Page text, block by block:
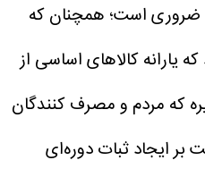
است؛ همچنان که
یارانه کالا‌های اساسی از
که مردم و مصرف کنندگان
بر ایجاد ثبات دوره‌ای